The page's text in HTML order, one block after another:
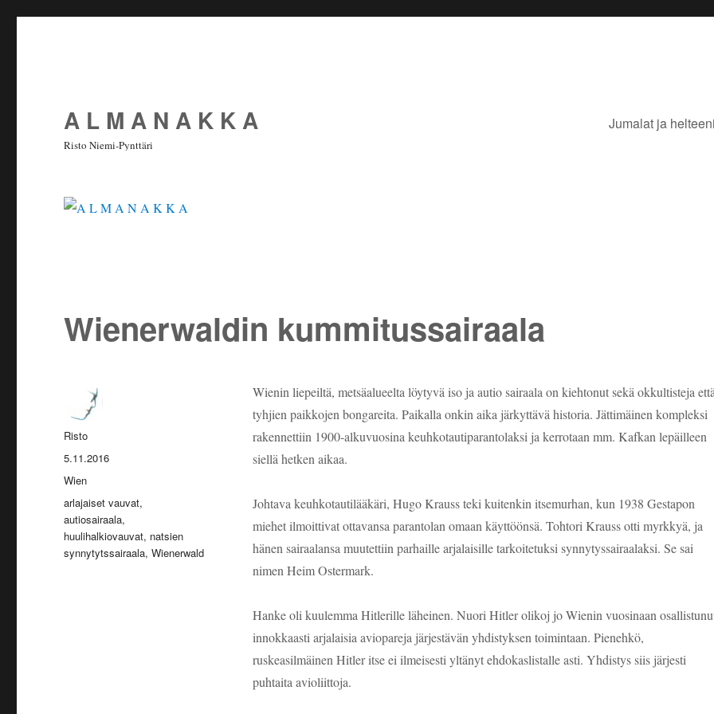
A L M A N A K K A
Risto Niemi-Pynttäri
Jumalat ja
Wienerwaldin kummitussairaala
Wienin liepeiltä, metsäalueelta löytyvä iso ja autio sairaala on kiehtonut sekä okkultisteja
tyhjien paikkojen bongareita. Paikalla onkin aika järkyttävä historia. Jättimäinen kompleksi
rakennettiin 1900-alkuvuosina keuhkotautiparantolaksi ja kerrotaan mm. Kafkan lepäilleen
siellä hetken aikaa.
Johtava keuhkotautilääkäri, Hugo Krauss teki kuitenkin itsemurhan, kun 1938 Gestapon
miehet ilmoittivat ottavansa parantolan omaan käyttöönsä. Tohtori Krauss otti myrkkyä, ja
hänen sairaalansa muutettiin parhaille arjalaisille tarkoitetuksi synnytyssairaalaksi. Se sai
nimen Heim Ostermark.
Hanke oli kuulemma Hitlerille läheinen. Nuori Hitler olikoj jo Wienin vuosinaan
innokkaasti arjalaisia aviopareja järjestävän yhdistyksen toimintaan. Pienehkö,
ruskeasilmäinen Hitler itse ei ilmeisesti yltänyt ehdokaslistalle asti. Yhdistys siis järjesti
puhtaita avioliittoja.
Kirjoittaja
Risto
Julkaistu
5.11.2016
Kategoriat
Wien
Avainsanat
arlajaiset vauvat,
autiosairaala,
huulihalkiovauvat, natsien
synnytytssairaala,Wienerwald